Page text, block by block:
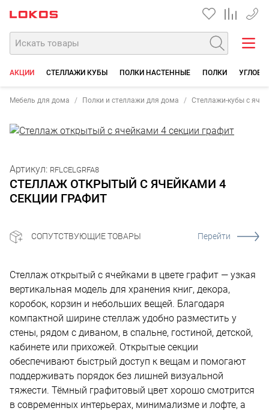
+7
АКЦИИ СТЕЛЛАЖИ КУБЫ ПОЛКИ НАСТЕННЫЕ ПОЛКИ
Мебель для дома Полки и стеллажи для дома Стеллажи-кубы с
Артикул: RFLCELGRFA8
СТЕЛЛАЖ ОТКРЫТЫЙ С ЯЧЕЙКАМИ 4
СЕКЦИИ ГРАФИТ
СОПУТСТВУЮЩИЕ ТОВАРЫ Перейти
Стеллаж открытый с ячейками в цвете графит — узкая
вертикальная модель для хранения книг, декора,
коробок, корзин и небольших вещей. Благодаря
компактной ширине стеллаж удобно разместить у
стены, рядом с диваном, в спальне, гостиной, детской,
кабинете или прихожей. Открытые секции
обеспечивают быстрый доступ к вещам и помогают
поддерживать порядок без лишней визуальной
тяжести. Тёмный графитовый цвет хорошо смотрится
в современных интерьерах, минимализме и лофте, а